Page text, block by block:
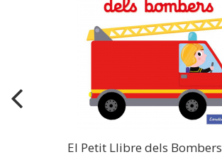
El Petit Llibre dels Bombers